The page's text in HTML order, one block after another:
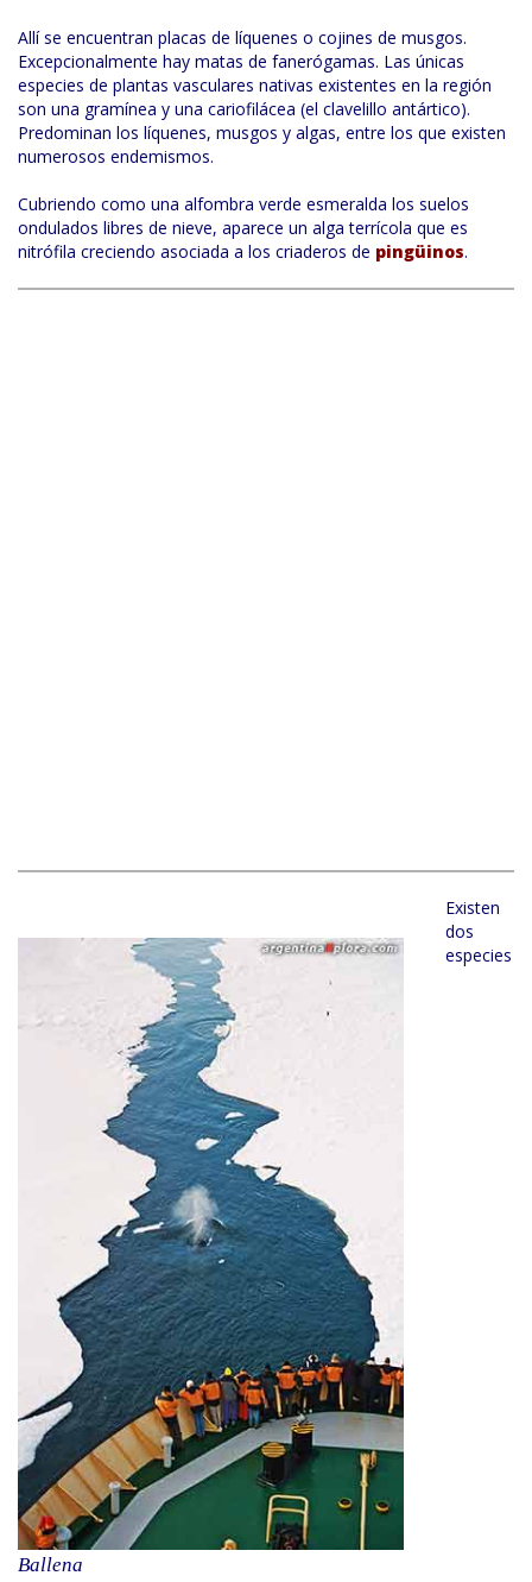
Allí se encuentran placas de líquenes o cojines de musgos.
Excepcionalmente hay matas de fanerógamas. Las únicas
especies de plantas vasculares nativas existentes en la región
son una gramínea y una cariofilácea (el clavelillo antártico).
Predominan los líquenes, musgos y algas, entre los que existen
numerosos endemismos.
Cubriendo como una alfombra verde esmeralda los suelos
ondulados libres de nieve, aparece un alga terrícola que es
nitrófila creciendo asociada a los criaderos de pingüinos.
Ballena
Existen
dos
especies